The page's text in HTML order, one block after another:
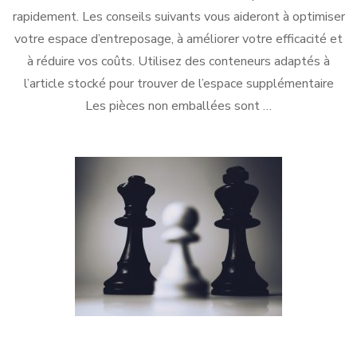
rapidement. Les conseils suivants vous aideront à optimiser
votre espace d’entreposage, à améliorer votre efficacité et
à réduire vos coûts. Utilisez des conteneurs adaptés à
l’article stocké pour trouver de l’espace supplémentaire
Les pièces non emballées sont …